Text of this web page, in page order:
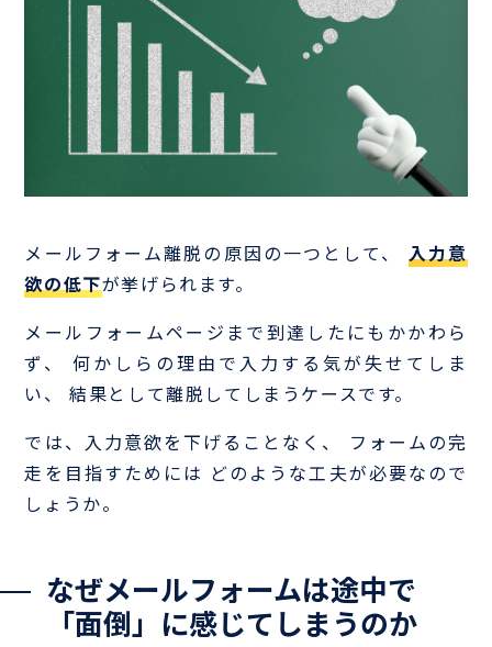
メールフォーム離脱の原因の一つとして、 入力意
欲の低下が挙げられます。
メールフォームページまで到達したにもかかわら
ず、 何かしらの理由で入力する気が失せてしま
い、 結果として離脱してしまうケースです。
では、入力意欲を下げることなく、 フォームの完
走を目指すためには どのような工夫が必要なので
しょうか。
なぜメールフォームは途中で
「面倒」に感じてしまうのか